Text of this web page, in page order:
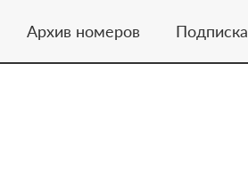
Архив номеров Подписка